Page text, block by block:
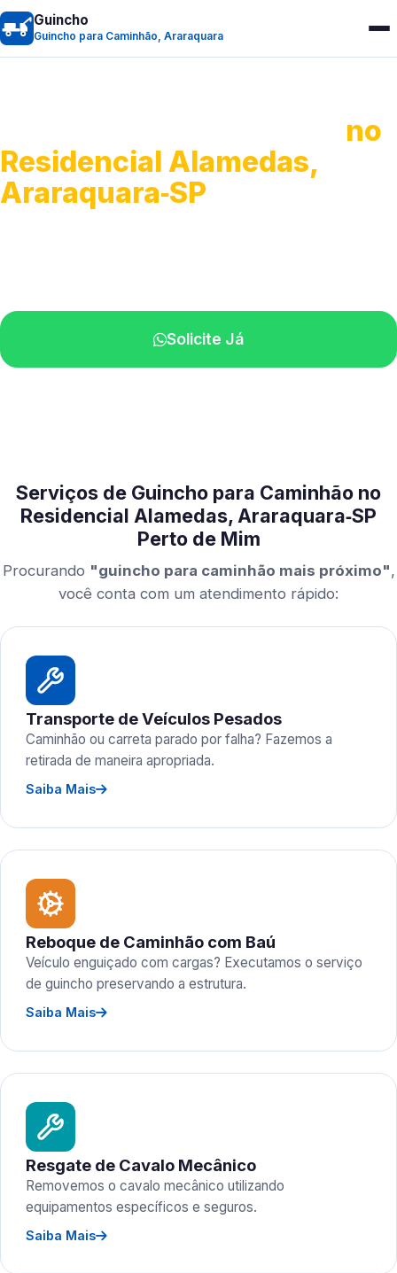
Guincho
Guincho para Caminhão, Araraquara
no
Residencial Alamedas,
Araraquara‑SP
Solicite Já
Serviços de Guincho para Caminhão no
Residencial Alamedas, Araraquara‑SP
Perto de Mim
Procurando "guincho para caminhão mais próximo",
você conta com um atendimento rápido:
Transporte de Veículos Pesados
Caminhão ou carreta parado por falha? Fazemos a
retirada de maneira apropriada.
Saiba Mais
Reboque de Caminhão com Baú
Veículo enguiçado com cargas? Executamos o serviço
de guincho preservando a estrutura.
Saiba Mais
Resgate de Cavalo Mecânico
Removemos o cavalo mecânico utilizando
equipamentos específicos e seguros.
Saiba Mais